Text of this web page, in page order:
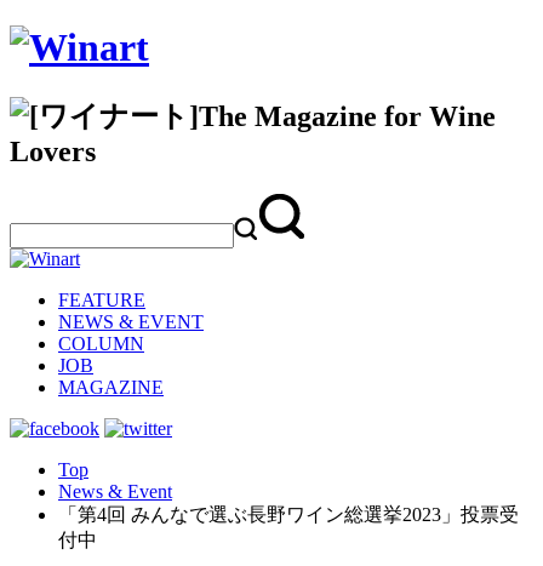
FEATURE
NEWS & EVENT
COLUMN
JOB
MAGAZINE
Top
News & Event
「第4回 みんなで選ぶ長野ワイン総選挙2023」投票受
付中